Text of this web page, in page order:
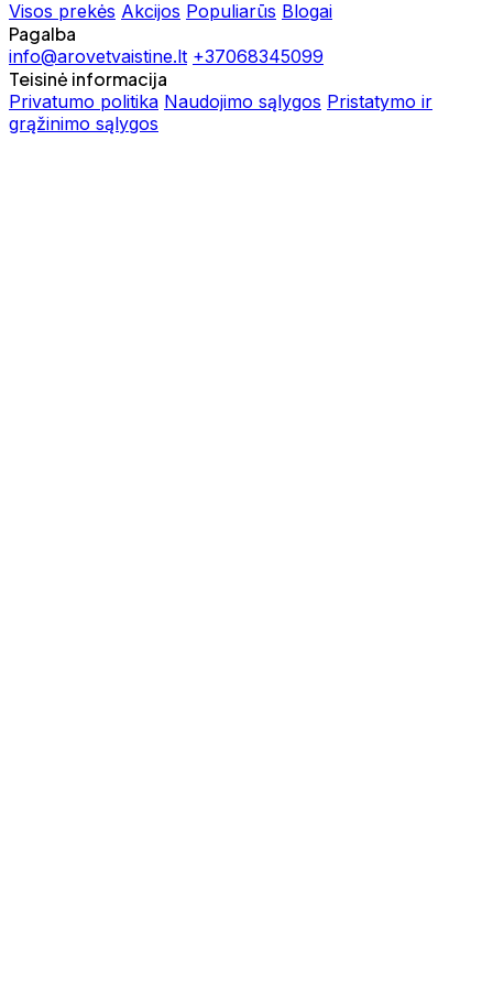
Visos prekės Akcijos Populiarūs Blogai
Pagalba
info@arovetvaistine.lt +37068345099
Teisinė informacija
Privatumo politika Naudojimo sąlygos Pristatymo ir
grąžinimo sąlygos